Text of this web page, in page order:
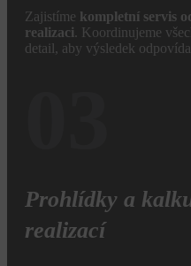
Zajistíme kompletní servis
realizaci. Koordinujeme
detail, aby výsledek
Prohlídky a
realizací